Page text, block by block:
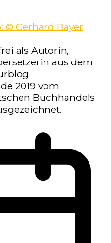
als Autorin,
aus dem
2019 vom
Buchhandels